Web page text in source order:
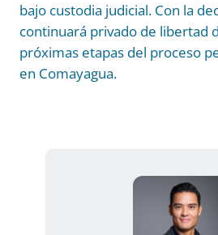
bajo custodia judicial. Con la
continuará privado de libertad
próximas etapas del proceso
en Comayagua.